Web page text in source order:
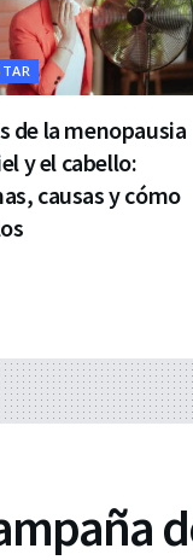
de la menopausia
y el cabello:
causas y cómo